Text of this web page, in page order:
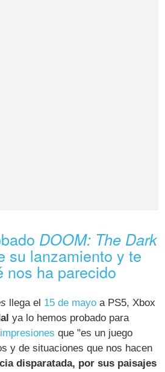
DOOM: The Dark
su lanzamiento y te
nos ha parecido
llega el 15 de mayo a PS5, Xbox
ya lo hemos probado para
que "es un juego
y de situaciones que nos hacen
disparatada, por sus paisajes